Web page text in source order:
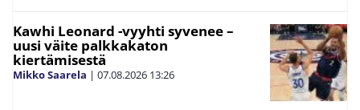
Kawhi Leonard -vyyhti syvenee –
uusi väite palkkakaton
kiertämisestä
Mikko Saarela | 07.08.2026 13:26